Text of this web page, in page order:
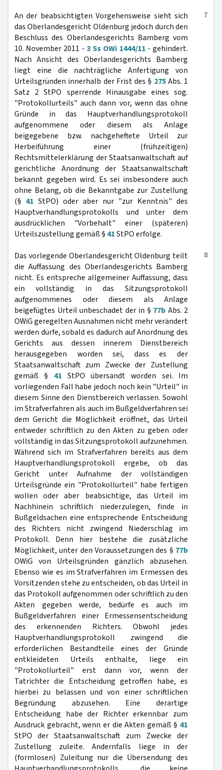
7
An der beabsichtigten Vorgehensweise sieht sich
das Oberlandesgericht Oldenburg jedoch durch den
Beschluss des Oberlandesgerichts Bamberg vom
10. November 2011 - 3 Ss OWi 1444/11 - gehindert.
Nach Ansicht des Oberlandesgerichts Bamberg
liegt eine die nachträgliche Anfertigung von
Urteilsgründen innerhalb der Frist des § 275Abs. 1
Satz 2 StPO sperrende Hinausgabe eines sog.
"Protokollurteils" auch dann vor, wenn das ohne
Gründe in das Hauptverhandlungsprotokoll
aufgenommene oder diesem als Anlage
beigegebene bzw. nachgeheftete Urteil zur
Herbeiführung einer (frühzeitigen)
Rechtsmittelerklärung der Staatsanwaltschaft auf
gerichtliche Anordnung der Staatsanwaltschaft
bekannt gegeben wird. Es sei insbesondere auch
ohne Belang, ob die Bekanntgabe zur Zustellung
(§ 41 StPO) oder aber nur "zur Kenntnis" des
Hauptverhandlungsprotokolls und unter dem
ausdrücklichen "Vorbehalt" einer (späteren)
Urteilszustellung gemäß §41StPO erfolge.
8
Das vorlegende Oberlandesgericht Oldenburg teilt
die Auffassung des Oberlandesgerichts Bamberg
nicht. Es entspreche allgemeiner Auffassung, dass
ein vollständig in das Sitzungsprotokoll
aufgenommenes oder diesem als Anlage
beigefügtes Urteil unbeschadet der in § 77b Abs. 2
OWiG geregelten Ausnahmen nicht mehr verändert
werden dürfe, sobald es dadurch auf Anordnung des
Gerichts aus dessen innerem Dienstbereich
herausgegeben worden sei, dass es der
Staatsanwaltschaft zum Zwecke der Zustellung
gemäß § 41 StPO übersandt worden sei. Im
vorliegenden Fall habe jedoch noch kein "Urteil" in
diesem Sinne den Dienstbereich verlassen. Sowohl
im Strafverfahren als auch im Bußgeldverfahren sei
dem Gericht die Möglichkeit eröffnet, das Urteil
entweder schriftlich zu den Akten zu geben oder
vollständig in das Sitzungsprotokoll aufzunehmen.
Während sich im Strafverfahren bereits aus dem
Hauptverhandlungsprotokoll ergebe, ob das
Gericht unter Aufnahme der vollständigen
Urteilsgründe ein "Protokollurteil" habe fertigen
wollen oder aber beabsichtige, das Urteil im
Nachhinein schriftlich niederzulegen, finde in
Bußgeldsachen eine entsprechende Entscheidung
des Richters nicht zwingend Niederschlag im
Protokoll. Denn hier bestehe die zusätzliche
Möglichkeit, unter den Voraussetzungen des § 77b
OWiG von Urteilsgründen gänzlich abzusehen.
Ebenso wie es im Strafverfahren im Ermessen des
Vorsitzenden stehe zu entscheiden, ob das Urteil in
das Protokoll aufgenommen oder schriftlich zu den
Akten gegeben werde, bedürfe es auch im
Bußgeldverfahren einer Ermessensentscheidung
des erkennenden Richters. Obwohl jedes
Hauptverhandlungsprotokoll zwingend die
erforderlichen Bestandteile eines der Gründe
entkleideten Urteils enthalte, liege ein
"Protokollurteil" erst dann vor, wenn der
Tatrichter die Entscheidung getroffen habe, es
hierbei zu belassen und von einer schriftlichen
Begründung abzusehen. Eine derartige
Entscheidung habe der Richter erkennbar zum
Ausdruck gebracht, wenn er die Akten gemäß § 41
StPO der Staatsanwaltschaft zum Zwecke der
Zustellung zuleite. Andernfalls liege in der
(formlosen) Zuleitung nur die Übersendung des